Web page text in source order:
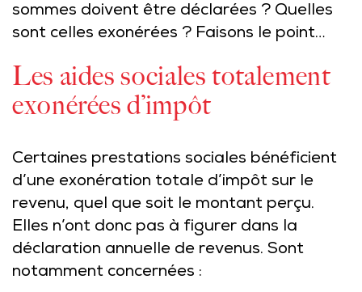
sommes doivent être déclarées ? Quelles
sont celles exonérées ? Faisons le point…
Les aides sociales totalement
exonérées d’impôt
Certaines prestations sociales bénéficient
d’une exonération totale d’impôt sur le
revenu, quel que soit le montant perçu.
Elles n’ont donc pas à figurer dans la
déclaration annuelle de revenus. Sont
notamment concernées :